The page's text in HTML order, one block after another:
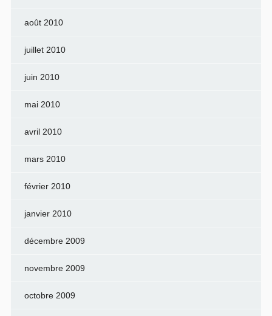
août 2010
juillet 2010
juin 2010
mai 2010
avril 2010
mars 2010
février 2010
janvier 2010
décembre 2009
novembre 2009
octobre 2009